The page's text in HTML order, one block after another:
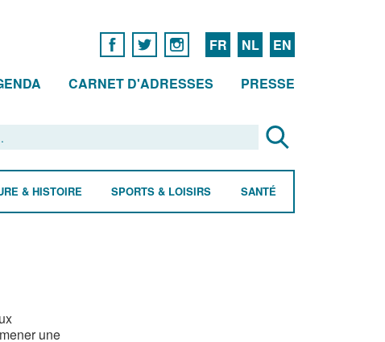
FR NL EN
CARNET D'ADRESSES PRESSE
& HISTOIRE SPORTS & LOISIRS SANTÉ
une